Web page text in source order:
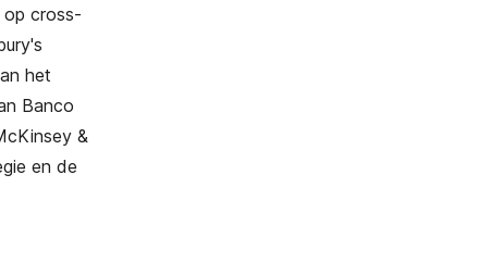
op cross-
het
Banco
&
en de